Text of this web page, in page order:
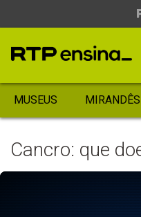
MUSEUS MIRANDÊS
Cancro: que